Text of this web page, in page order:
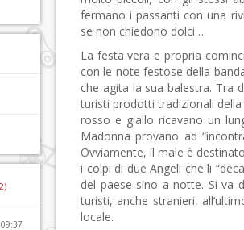
fermano i passanti con una
se non chiedono dolci…
La festa vera e propria
con le note festose della
che agita la sua balestra. Tra
turisti prodotti tradizionali
rosso e giallo ricavano un
Madonna provano ad
Ovviamente, il male è
i colpi di due Angeli che li
del paese sino a notte. Si va
turisti, anche stranieri,
locale.
09:37